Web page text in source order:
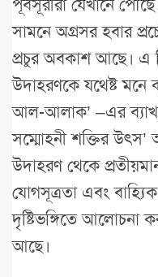
সামনে অগ্রসর হবার
প্রচুর অবকাশ আছে। এ
উদাহরণকে যথেষ্ট মনে
আল-আলাক’ –এর
সম্মোহনী শক্তির
উদাহরণ থেকে
যোগসূত্রতা এবং বাহ্যিক
দৃষ্টিভঙ্গিতে আলোচনা
আছে।